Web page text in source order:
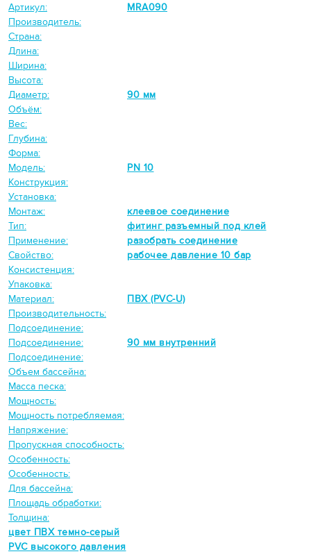
Артикул:
MRA090
Производитель:
Страна:
Длина:
Ширина:
Высота:
Диаметр:
90 мм
Объём:
Вес:
Глубина:
Форма:
Модель:
PN 10
Конструкция:
Установка:
Монтаж:
клеевое соединение
Тип:
фитинг разъемный под клей
Применение:
разобрать соединение
Свойство:
рабочее давление 10 бар
Консистенция:
Упаковка:
Материал:
ПВХ (PVC-U)
Производительность:
Подсоединение:
Подсоединение:
90 мм внутренний
Подсоединение:
Объем бассейна:
Масса песка:
Мощность:
Мощность потребляемая:
Напряжение:
Пропускная способность:
Особенность:
Особенность:
Для бассейна:
Площадь обработки:
Толщина:
цвет ПВХ темно-серый
PVC высокого давления